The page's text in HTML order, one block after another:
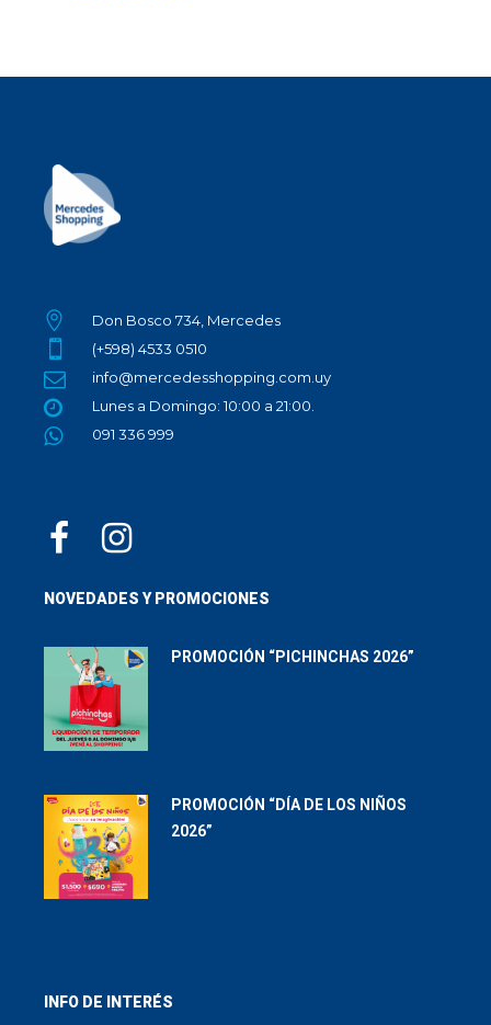
Don Bosco 734, Mercedes
(+598) 4533 0510
info@mercedesshopping.com.uy
Lunes a Domingo: 10:00 a 21:00.
091 336 999
NOVEDADES Y PROMOCIONES
PROMOCIÓN “PICHINCHAS 2026”
PROMOCIÓN “DÍA DE LOS NIÑOS
2026”
INFO DE INTERÉS